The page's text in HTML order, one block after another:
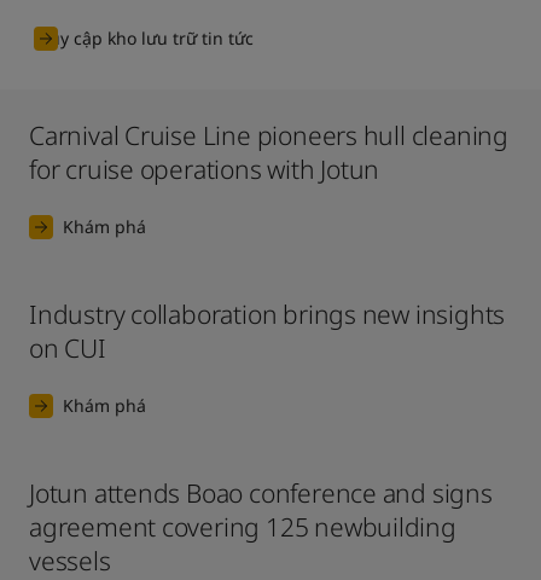
Truy cập kho lưu trữ tin tức
Carnival Cruise Line pioneers hull cleaning
for cruise operations with Jotun
Khám phá
Industry collaboration brings new insights
on CUI
Khám phá
Jotun attends Boao conference and signs
agreement covering 125 newbuilding
vessels